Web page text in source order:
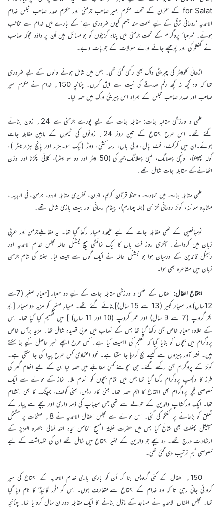
for Salat کے عنوان کے تحت مکرم امیر صاحب جرمنی اور مکرم صدر صاحب مجلس خدام
الاحمدیہ ‘روحانی ترقی کے لیے صحت مند جسم کیوں ضروری ہے’ کے بارے میں خدام سے مخاطب
ہوئے۔ ‘مرحبا’ پروگرام کے تحت جرمنی میں پناہ گزینوں کو جو مسائل ہیں اُن پر داؤد مجوکہ صاحب
نے گفتگو کی اور پوچھے جانے والے سوالات کے جوابات دیے۔
اڑھائی کلومیٹر کی چیریٹی واک بھی رکھی گئی تھی۔ جس میں شامل ہونے والوں کے لیے ضروری
تھا کہ وہ کچھ نہ کچھ رقم صدقے کی نیت سے پیش کریں۔ چنانچہ 150؍ خدام نے مکرم امیر
صاحب اور صدر صاحب مجلس کے ہمراہ اس چیریٹی واک میں حصہ لیا۔
علمی و ورزشی مقالبہ جات: مقابلہ جات کے لیے پورے جرمنی سے 24؍ زون بنائے
گئے تھے۔ اس طرح اجتماع کے تین روز 24؍ زونوں کی ٹیموں کے مابین مقابلہ جات
ہوئے۔ان میں کرکٹ، فٹ بال، والی بال، رسہ کشی، دوڑ (ایک سو۔ہزار اور پانچ ہزار میٹر )،
گولہ پھینکنا، اونچی چھلانگ، لمبی چھلانگ،تیراکی (50 میٹر اور دو سو میٹر)، کلائی پکڑنا اور وزن
اٹھانےکے مقابلہ جات شامل تھے۔
علمی مقابلہ جات میں تلاوت و حفظ قرآن کریم، اذان، تقریری مقابلہ اردو، جرمن، فی البدیہہ،
مشاہدہ معائنہ، کوئز روحانی خزائن (جلد چہارم)، پیغام رسانی اور بیت بازی شامل تھے۔
نومبائعین کے علمی مقابلہ جات کے لیے علیحدہ معیار رکھا گیا تھا۔ یہ مقابلےجرمن اور عربی
زبان میں کروائے۔ آخری روز فٹ بال کا ایک نمائشی میچ نیشنل عاملہ مجلس خدام الاحمدیہ اور
ریجنل قائدین کے درمیان ہوا جو نیشنل عاملہ نے ایک گول سے جیت لیا۔ ہفتہ کی شام جرمن
زبان میں مشاعرہ بھی ہوا۔
اجتماع اطفال:
اطفال کے علمی و ورزشی مقابلہ جات کے لیے دو معیار [معیارِ صغیر (7سے
12سال)اور معیار کبیر (13 سے 15 سال)]بنائے گئے تھے۔ معیارِ صغیر کو مزید دو معیار [ابو
بکر گروپ (7 سے 9 سال) اور عمر گروپ (10 اور 11 سال) ] میں تقسیم کیا گیا تھا۔ اس
کے علاوہ معیارِ خاص بھی رکھا گیا تھا جس کے نصاب میں عربی قصیدہ شامل تھا۔ مزید برآں خاص
پروگرام میں بچوں کو بتایا گیا کہ تعلیم کی اہمیت کیا ہے۔ کس طرح اچھے نمبر حاصل کیے جا سکتے
ہیں۔ نشہ آور چیزوں سے کیسے بچ کررہا جا سکتا ہے۔ خود اعتمادی کس طرح پیدا کی جا سکتی ہے۔
کوئز کے پروگرام بھی رکھے گئے۔ جن بچوںنے کسی مقابلے میں حصہ لیا ان کے لیے انعام گھر کی
طرز کا دلچسپ پروگرام رکھا گیا تھا جس میں تمام بچوں کو انعام ملا۔ نماز کے حوالے سے ایک
خصوصی فیچر پروگرام بھی اجتماع کا اہم حصہ تھا۔ مِنی کار ریس، مِنی گولف، جمپنگ کا بھی انتظام
تھا۔ ایک ورکشاپ والدین کے حوالے سے تھی جس میںباپ کی ذمہ داری اور بچے سے پیار کے
تعلق کو بڑھانے پر گفتگو کی گئی۔ اس حوالے سے مجلس اطفال الاحمدیہ نے 8؍ صفحات پر مشتمل
سپیشل پمفلٹ بھی شائع کیا جس میں حضرت خلیفۃ المسیح الخامس ایّدہ اللہ تعالیٰ بنصرہ العزیز کے
ارشادات درج تھے۔ وہ بچے جو والدین کے بغیر اجتماع میں شامل تھے ان کی نگہداشت کے لیے
خصوصی ٹیم ترتیب دی گئی تھی۔
150؍ اطفال کے کئی گروپس بنا کر اُن کو باری باری خدام الاحمدیہ کے اجتماع کی سیر
کروائی جاتی رہی تا کہ وہ خدام کے اجتماع سے متعارف ہوں۔ اس کو ‘ٹور گائیڈ’ کا نام دیا گیا
تھا۔ مجلس اطفال الاحمدیہ نے مساجد کے ماڈل بنانے کا ایک مقابلہ دورانِ سال کروایا تھا۔ چنانچہ